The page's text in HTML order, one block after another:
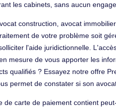
les cabinets, sans aucun
construction, avocat
de votre problème soit
l'aide juridictionnelle.
mesure de vous apporter les
qualifiés ? Essayez notre offre
permet de constater si son
carte de paiement contient